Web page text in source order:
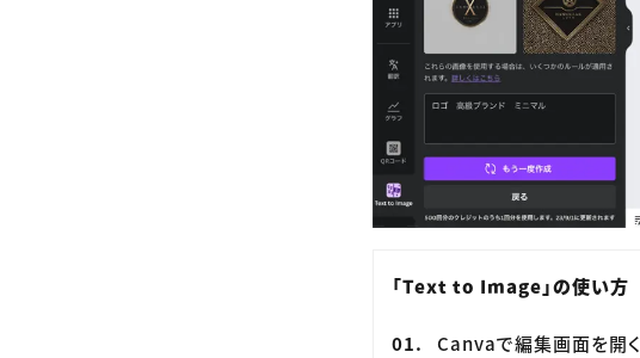
「Text to Image」の使い方
Canvaで編集画面を開く